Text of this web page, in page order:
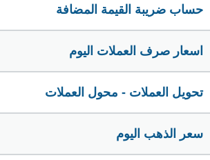
حساب ضريبة القيمة المضافة
اسعار صرف العملات اليوم
تحويل العملات - محول العملات
سعر الذهب اليوم